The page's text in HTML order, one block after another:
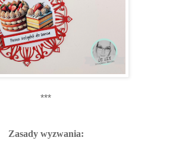
***
Zasady wyzwania: